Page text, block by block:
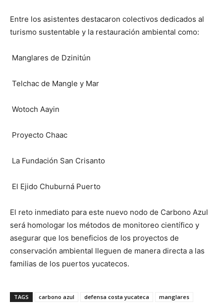
Entre los asistentes destacaron colectivos dedicados al
turismo sustentable y la restauración ambiental como:
Manglares de Dzinitún
Telchac de Mangle y Mar
Wotoch Aayin
Proyecto Chaac
La Fundación San Crisanto
El Ejido Chuburná Puerto
El reto inmediato para este nuevo nodo de Carbono Azul
será homologar los métodos de monitoreo científico y
asegurar que los beneficios de los proyectos de
conservación ambiental lleguen de manera directa a las
familias de los puertos yucatecos.
TAGS carbono azul defensa costa yucateca manglares